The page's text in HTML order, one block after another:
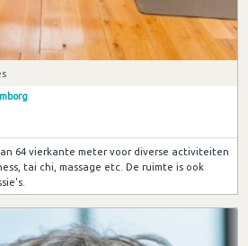
64 vierkante meter voor diverse activiteiten
tai chi, massage etc. De ruimte is ook